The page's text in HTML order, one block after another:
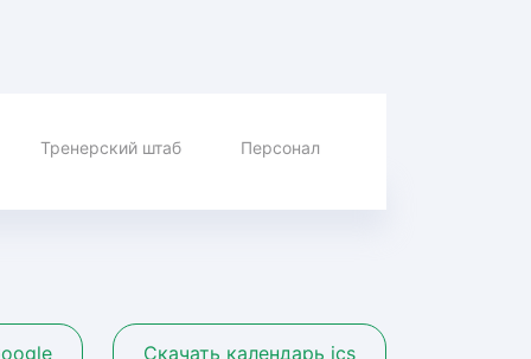
Тренерский штаб Персонал
Скачать календарь ics